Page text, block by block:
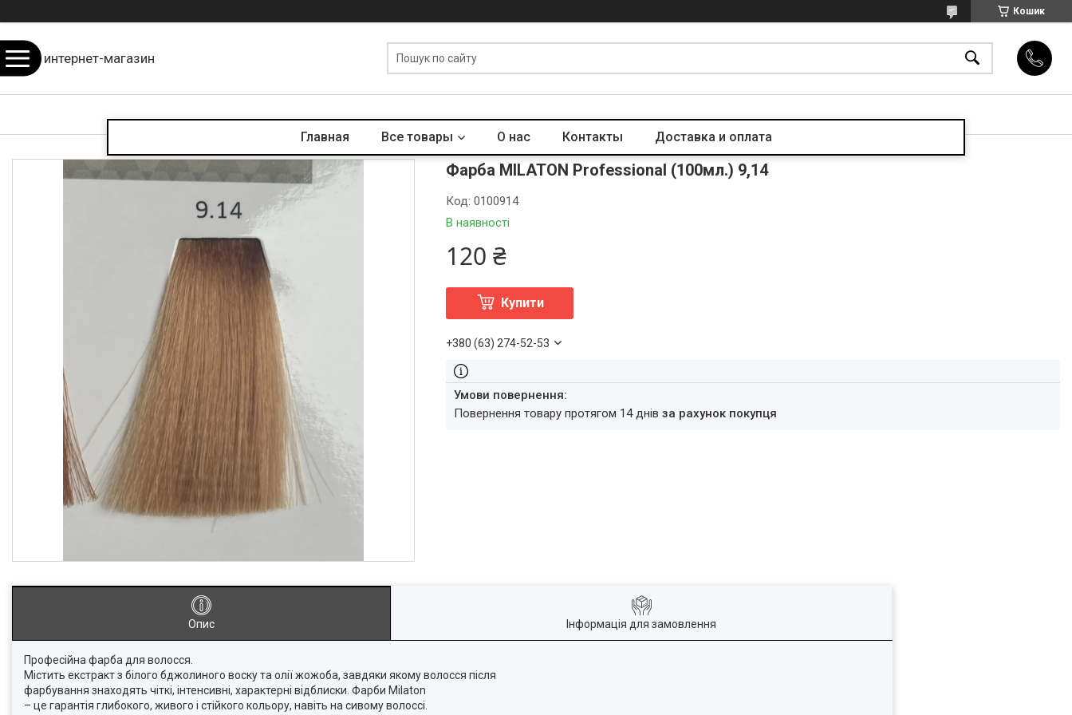
Кошик
интернет-магазин
Главная Все товары О нас Контакты Доставка и оплата
Фарба MILATON Professional (100мл.) 9,14
В наявності
Код:0100914
120 ₴
Купити
+380 (63) 274-52-53
повернення товару протягом 14 днівза рахунок покупця
Опис Інформація для замовлення
Професійна фарба для волосся.
Містить екстракт з білого бджолиного воску та олії жожоба, завдяки якому волосся після
фарбування знаходять чіткі, інтенсивні, характерні відблиски. Фарби Milaton
– це гарантія глибокого, живого і стійкого кольору, навіть на сивому волоссі.